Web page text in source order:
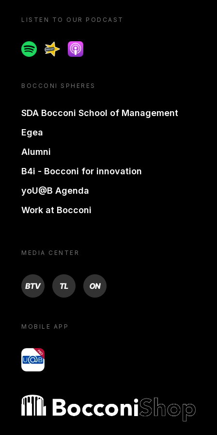
LISTEN TO OUR PODCAST
SpotifySpreakerApple podcast
BOCCONI SPHERES
SDA Bocconi School of Management
Egea
Alumni
B4i - Bocconi for innovation
yoU@B Agenda
Work at Bocconi
MEDIA CENTER
BTV TL ON
MOBILE APP
yoU@B
Bocconi shop